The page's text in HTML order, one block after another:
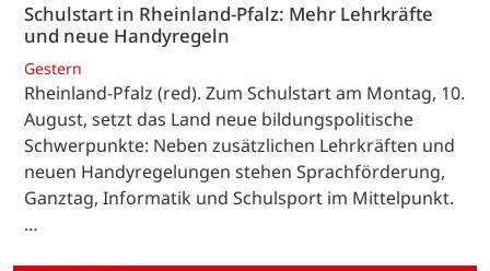
Schulstart in Rheinland-Pfalz: Mehr Lehrkräfte
und neue Handyregeln
Gestern
Rheinland-Pfalz (red). Zum Schulstart am Montag, 10.
August, setzt das Land neue bildungspolitische
Schwerpunkte: Neben zusätzlichen Lehrkräften und
neuen Handyregelungen stehen Sprachförderung,
Ganztag, Informatik und Schulsport im Mittelpunkt.
…